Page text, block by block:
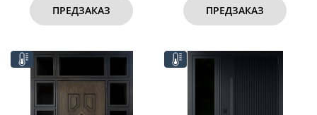
ПРЕДЗАКАЗ ПРЕДЗАКАЗ